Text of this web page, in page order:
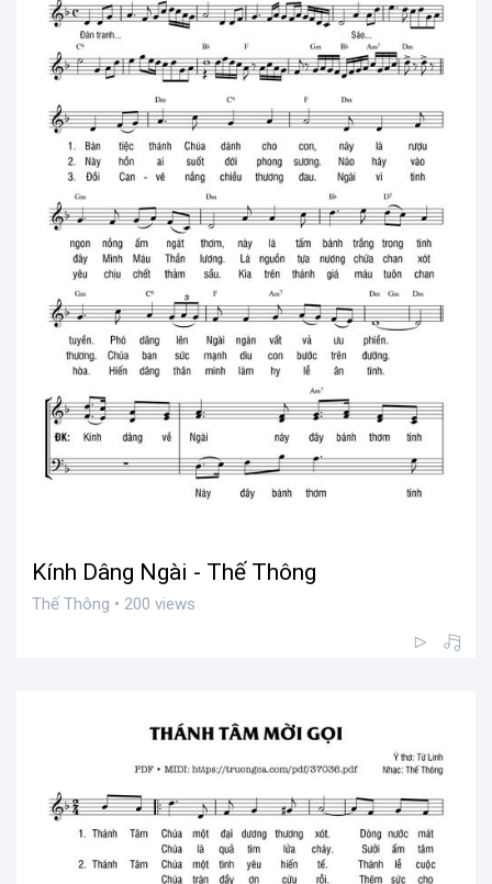
Kính Dâng Ngài - Thế Thông
Thế Thông • 200 views